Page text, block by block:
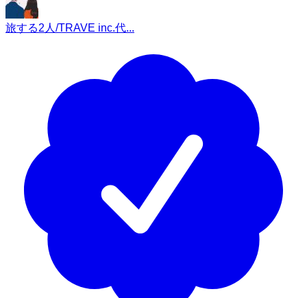
旅する2人/TRAVE inc.代...